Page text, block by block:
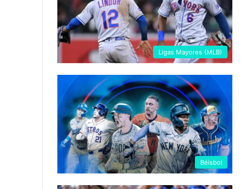
Ligas Mayores (MLB)
Béisbol